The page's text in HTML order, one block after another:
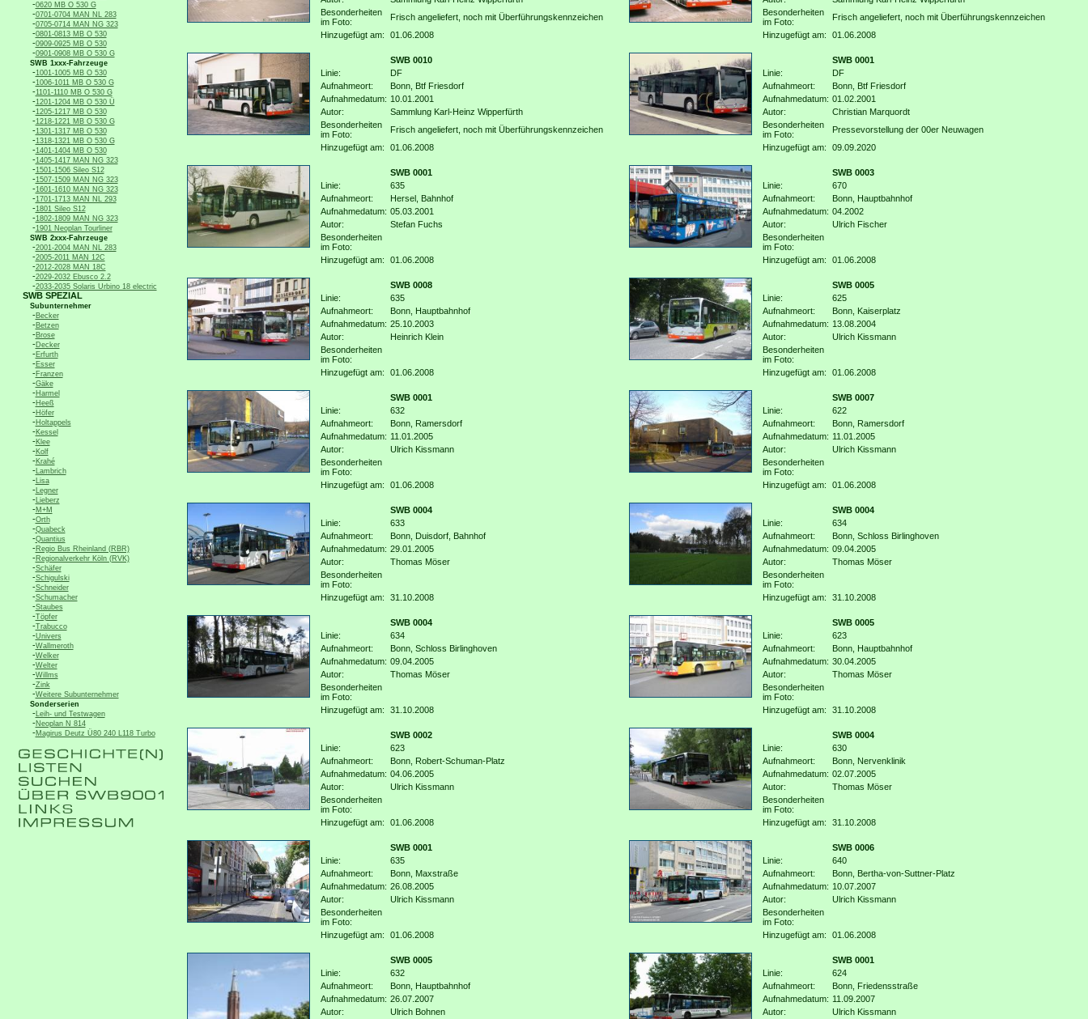
-0620 MB O 530 G
-0701-0704 MAN NL 283
-0705-0714 MAN NG 323
-0801-0813 MB O 530
-0909-0925 MB O 530
-0901-0908 MB O 530 G
SWB 1xxx-Fahrzeuge
-1001-1005 MB O 530
-1006-1011 MB O 530 G
-1101-1110 MB O 530 G
-1201-1204 MB O 530 Ü
-1205-1217 MB O 530
-1218-1221 MB O 530 G
-1301-1317 MB O 530
-1318-1321 MB O 530 G
-1401-1404 MB O 530
-1405-1417 MAN NG 323
-1501-1506 Sileo S12
-1507-1509 MAN NG 323
-1601-1610 MAN NG 323
-1701-1713 MAN NL 293
-1801 Sileo S12
-1802-1809 MAN NG 323
-1901 Neoplan Tourliner
SWB 2xxx-Fahrzeuge
-2001-2004 MAN NL 283
-2005-2011 MAN 12C
-2012-2028 MAN 18C
-2029-2032 Ebusco 2.2
-2033-2035 Solaris Urbino 18 electric
SWB SPEZIAL
Subunternehmer
-Becker
-Betzen
-Brose
-Decker
-Erfurth
-Esser
-Franzen
-Gäke
-Harmel
-Heeß
-Höfer
-Holtappels
-Kessel
-Klee
-Kolf
-Krahé
-Lambrich
-Lisa
-Legner
-Lieberz
-M+M
-Orth
-Quabeck
-Quantius
-Regio Bus Rheinland (RBR)
-Regionalverkehr Köln (RVK)
-Schäfer
-Schigulski
-Schneider
-Schumacher
-Staubes
-Töpfer
-Trabucco
-Univers
-Wallmeroth
-Welker
-Welter
-Willms
-Zink
-Weitere Subunternehmer
Sonderserien
-Leih- und Testwagen
-Neoplan N 814
-Magirus Deutz Ü80 240 L118 Turbo
Besonderheiten
im Foto:
Frisch angeliefert, noch mit Überführungskennzeichen
Hinzugefügt am:
01.06.2008
Besonderheiten
im Foto:
Frisch angeliefert, noch mit Überführungskennzeichen
Hinzugefügt am:
01.06.2008
SWB 0010
Linie:
DF
Aufnahmeort:
Bonn, Btf Friesdorf
Aufnahmedatum: 10.01.2001
Autor:
Sammlung Karl-Heinz Wipperfürth
Besonderheiten
im Foto:
Frisch angeliefert, noch mit Überführungskennzeichen
Hinzugefügt am:
01.06.2008
SWB 0001
Linie:
DF
Aufnahmeort:
Bonn, Btf Friesdorf
Aufnahmedatum: 01.02.2001
Autor:
Christian Marquordt
Besonderheiten
im Foto:
Pressevorstellung der 00er Neuwagen
Hinzugefügt am:
09.09.2020
SWB 0001
Linie:
635
Aufnahmeort:
Hersel, Bahnhof
Aufnahmedatum: 05.03.2001
Autor:
Stefan Fuchs
Besonderheiten
im Foto:
Hinzugefügt am:
01.06.2008
SWB 0003
Linie:
670
Aufnahmeort:
Bonn, Hauptbahnhof
Aufnahmedatum: 04.2002
Autor:
Ulrich Fischer
Besonderheiten
im Foto:
Hinzugefügt am:
01.06.2008
SWB 0008
Linie:
635
Aufnahmeort:
Bonn, Hauptbahnhof
Aufnahmedatum: 25.10.2003
Autor:
Heinrich Klein
Besonderheiten
im Foto:
Hinzugefügt am:
01.06.2008
SWB 0005
Linie:
625
Aufnahmeort:
Bonn, Kaiserplatz
Aufnahmedatum: 13.08.2004
Autor:
Ulrich Kissmann
Besonderheiten
im Foto:
Hinzugefügt am:
01.06.2008
SWB 0001
Linie:
632
Aufnahmeort:
Bonn, Ramersdorf
Aufnahmedatum: 11.01.2005
Autor:
Ulrich Kissmann
Besonderheiten
im Foto:
Hinzugefügt am:
01.06.2008
SWB 0007
Linie:
622
Aufnahmeort:
Bonn, Ramersdorf
Aufnahmedatum: 11.01.2005
Autor:
Ulrich Kissmann
Besonderheiten
im Foto:
Hinzugefügt am:
01.06.2008
SWB 0004
Linie:
633
Aufnahmeort:
Bonn, Duisdorf, Bahnhof
Aufnahmedatum: 29.01.2005
Autor:
Thomas Möser
Besonderheiten
im Foto:
Hinzugefügt am:
31.10.2008
SWB 0004
Linie:
634
Aufnahmeort:
Bonn, Schloss Birlinghoven
Aufnahmedatum: 09.04.2005
Autor:
Thomas Möser
Besonderheiten
im Foto:
Hinzugefügt am:
31.10.2008
SWB 0004
Linie:
634
Aufnahmeort:
Bonn, Schloss Birlinghoven
Aufnahmedatum: 09.04.2005
Autor:
Thomas Möser
Besonderheiten
im Foto:
Hinzugefügt am:
31.10.2008
SWB 0005
Linie:
623
Aufnahmeort:
Bonn, Hauptbahnhof
Aufnahmedatum: 30.04.2005
Autor:
Thomas Möser
Besonderheiten
im Foto:
Hinzugefügt am:
31.10.2008
SWB 0002
Linie:
623
Aufnahmeort:
Bonn, Robert-Schuman-Platz
Aufnahmedatum: 04.06.2005
Autor:
Ulrich Kissmann
Besonderheiten
im Foto:
Hinzugefügt am:
01.06.2008
SWB 0004
Linie:
630
Aufnahmeort:
Bonn, Nervenklinik
Aufnahmedatum: 02.07.2005
Autor:
Thomas Möser
Besonderheiten
im Foto:
Hinzugefügt am:
31.10.2008
SWB 0001
Linie:
635
Aufnahmeort:
Bonn, Maxstraße
Aufnahmedatum: 26.08.2005
Autor:
Ulrich Kissmann
Besonderheiten
im Foto:
Hinzugefügt am:
01.06.2008
SWB 0006
Linie:
640
Aufnahmeort:
Bonn, Bertha-von-Suttner-Platz
Aufnahmedatum: 10.07.2007
Autor:
Ulrich Kissmann
Besonderheiten
im Foto:
Hinzugefügt am:
01.06.2008
SWB 0005
Linie:
632
Aufnahmeort:
Bonn, Hauptbahnhof
Aufnahmedatum: 26.07.2007
Autor:
Ulrich Bohnen
SWB 0001
Linie:
624
Aufnahmeort:
Bonn, Friedensstraße
Aufnahmedatum: 11.09.2007
Autor:
Ulrich Kissmann